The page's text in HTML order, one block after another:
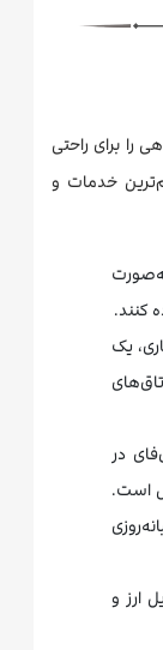
را برای راحتی
خدمات و
کنند.
یک
در
است.
ارز و